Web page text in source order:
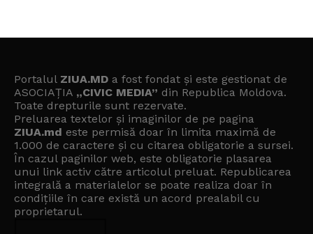
Portalul ZIUA.MD a fost fondat și este gestionat de
ASOCIAȚIA „CIVIC MEDIA” din Republica Moldova.
Toate drepturile sunt rezervate.
Preluarea textelor și imaginilor de pe pagina
ZIUA.md este permisă doar în limita maximă de
1.000 de caractere și cu citarea obligatorie a sursei.
În cazul paginilor web, este obligatorie plasarea
unui link activ către articolul preluat. Republicarea
integrală a materialelor se poate realiza doar în
condițiile în care există un acord prealabil cu
proprietarul.